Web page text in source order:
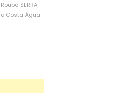
Roubo SERRA
Costa Água